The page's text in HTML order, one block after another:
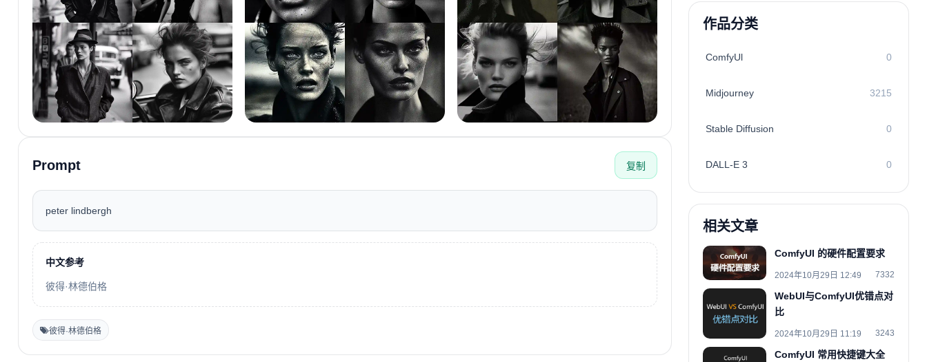
Prompt 复制
peter lindbergh
中文参考
彼得·林德伯格
彼得·林德伯格
作品分类
ComfyUl 0
Midjourney 3215
Stable Diffusion 0
DALL-E 3 0
相关文章
ComfyUI 的硬件配置要求
2024年10月29日 12:49 7332
WebUI与ComfyUI优错点对
比
2024年10月29日 11:19 3243
ComfyUI 常用快捷键大全